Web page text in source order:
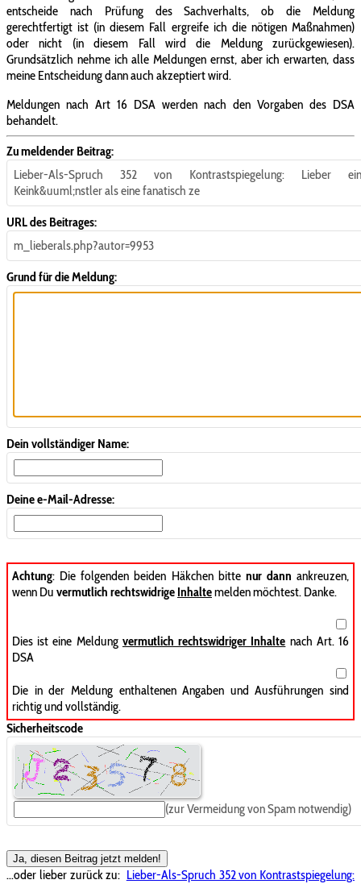
entscheide nach Prüfung des Sachverhalts, ob die Meldung
gerechtfertigt ist (in diesem Fall ergreife ich die nötigen Maßnahmen)
oder nicht (in diesem Fall wird die Meldung zurückgewiesen).
Grundsätzlich nehme ich alle Meldungen ernst, aber ich erwarten, dass
meine Entscheidung dann auch akzeptiert wird.
Meldungen nach Art 16 DSA werden nach den Vorgaben des DSA
behandelt.
Zu meldender Beitrag:
Lieber-Als-Spruch 352 von Kontrastspiegelung: Lieber ein
Keink&uuml;nstler als eine fanatisch ze
URL des Beitrages:
m_lieberals.php?autor=9953
Grund für die Meldung:
Dein vollständiger Name:
Deine e-Mail-Adresse:
Achtung: Die folgenden beiden Häkchen bitte nur dann ankreuzen,
wenn Du vermutlich rechtswidrige Inhaltemelden möchtest. Danke.
Dies ist eine Meldung vermutlich rechtswidriger Inhalte nach Art. 16
DSA
Die in der Meldung enthaltenen Angaben und Ausführungen sind
richtig und vollständig.
Sicherheitscode
(zur Vermeidung von Spam notwendig)
Ja, diesen Beitrag jetzt melden!
...oder lieber zurück zu: Lieber-Als-Spruch 352 von Kontrastspiegelung: